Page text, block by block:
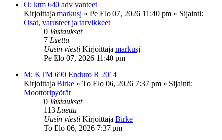
O: ktm 640 adv vanteet
Kirjoittaja markusj » Pe Elo 07, 2026 11:40 pm » Sijainti:
Osat, varusteet ja tarvikkeet
0 Vastaukset
7 Luettu
Uusin viesti Kirjoittaja markusj
Pe Elo 07, 2026 11:40 pm
M: KTM 690 Enduro R 2014
Kirjoittaja Birke » To Elo 06, 2026 7:37 pm » Sijainti:
Moottoripyörät
0 Vastaukset
113 Luettu
Uusin viesti Kirjoittaja Birke
To Elo 06, 2026 7:37 pm